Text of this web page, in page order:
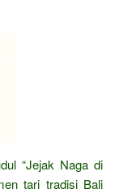
“Jejak Naga di
tari tradisi Bali